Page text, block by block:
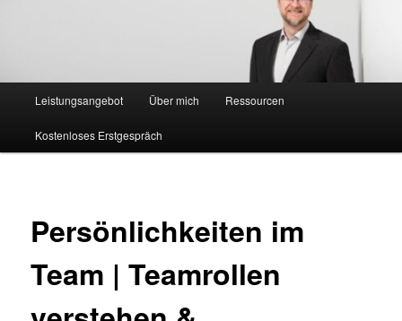
Leistungsangebot Über mich Ressourcen
Kostenloses Erstgespräch
Persönlichkeiten im
Team | Teamrollen